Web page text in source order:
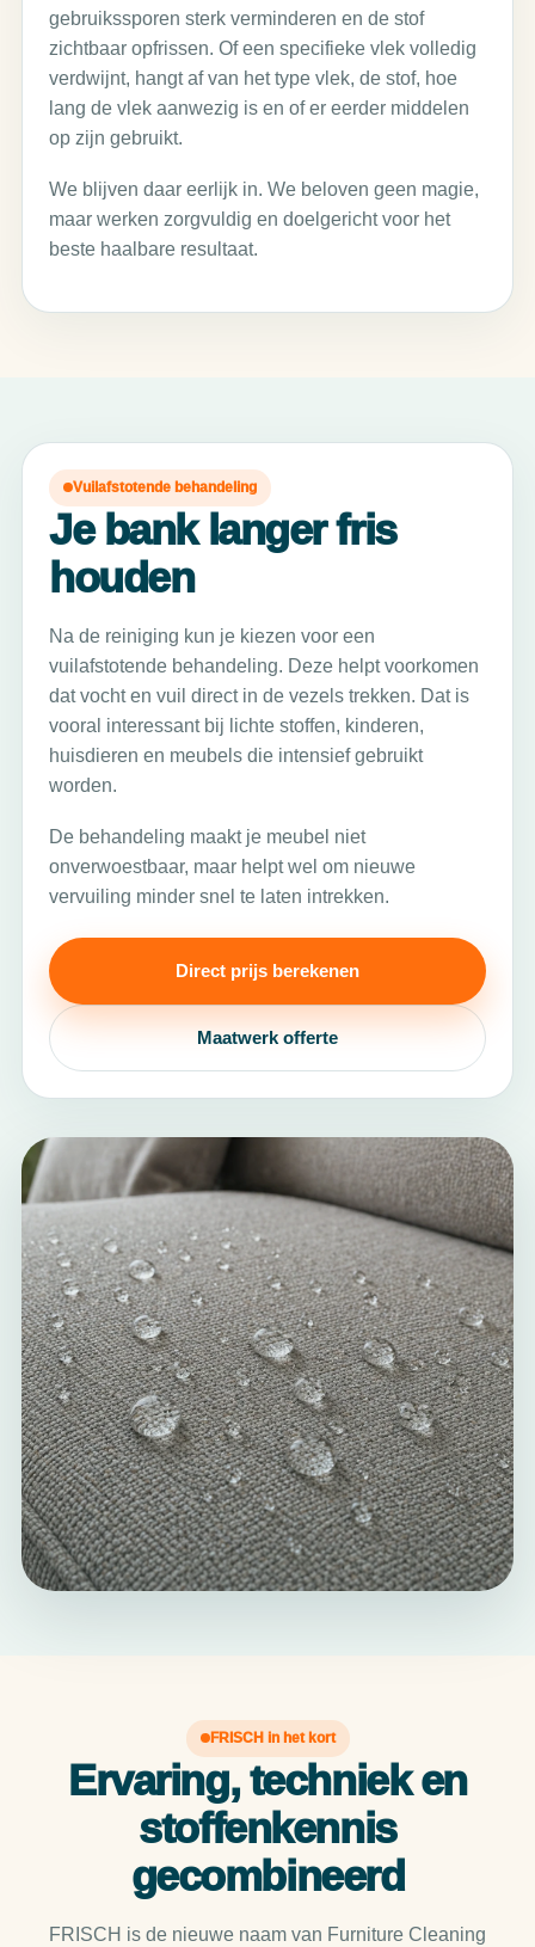
gebruikssporen sterk verminderen en de stof
zichtbaar opfrissen. Of een specifieke vlek volledig
verdwijnt, hangt af van het type vlek, de stof, hoe
lang de vlek aanwezig is en of er eerder middelen
op zijn gebruikt.
We blijven daar eerlijk in. We beloven geen magie,
maar werken zorgvuldig en doelgericht voor het
beste haalbare resultaat.
Vuilafstotende behandeling
Je bank langer fris
houden
Na de reiniging kun je kiezen voor een
vuilafstotende behandeling. Deze helpt voorkomen
dat vocht en vuil direct in de vezels trekken. Dat is
vooral interessant bij lichte stoffen, kinderen,
huisdieren en meubels die intensief gebruikt
worden.
De behandeling maakt je meubel niet
onverwoestbaar, maar helpt wel om nieuwe
vervuiling minder snel te laten intrekken.
Direct prijs berekenen
Maatwerk offerte
FRISCH in het kort
Ervaring, techniek en
stoffenkennis
gecombineerd
FRISCH is de nieuwe naam van Furniture Cleaning